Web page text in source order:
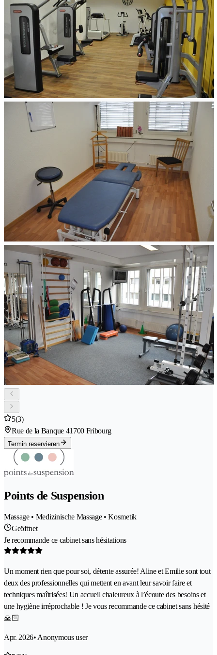
5(3)
Rue de la Banque 41700 Fribourg
Termin reservieren
Points de Suspension
Massage • Medizinische Massage • Kosmetik
Geöffnet
Je recommande ce cabinet sans hésitations
Un moment rien que pour soi, détente assurée! Aline et Emilie sont tout
deux des professionnelles qui mettent en avant leur savoir faire et
techniques maîtrisées! Un accueil chaleureux à l’écoute des besoins et
une hygiène irréprochable ! Je vous recommande ce cabinet sans hésité
🙏🏻
Apr. 2026• Anonymous user